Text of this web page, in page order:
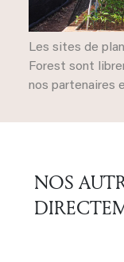
Les sites de
Forest sont
nos partenaires
NOS